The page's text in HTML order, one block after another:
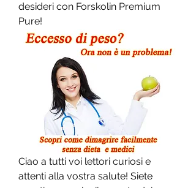
desideri con Forskolin Premium
Pure!
Ciao a tutti voi lettori curiosi e
attenti alla vostra salute! Siete